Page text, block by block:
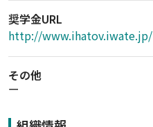
奨学金URL
http://www.ihatov.iwate.jp/
その他
ー